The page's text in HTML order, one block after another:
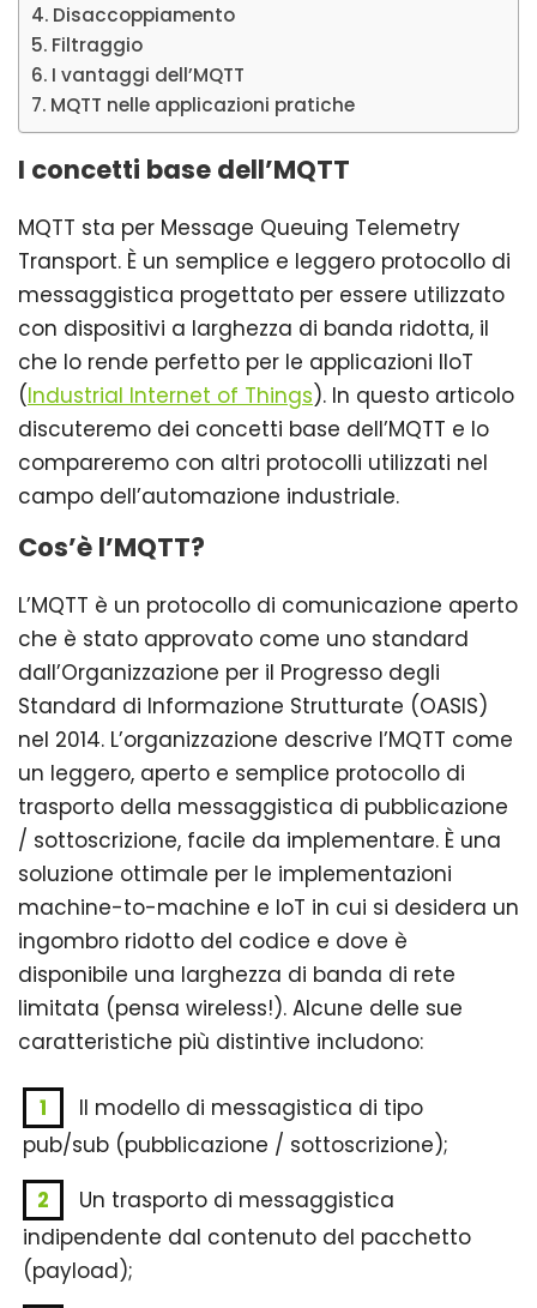
Disaccoppiamento
Filtraggio
I vantaggi dell’MQTT
MQTT nelle applicazioni pratiche
I concetti base dell’MQTT
MQTT sta per Message Queuing Telemetry
Transport. È un semplice e leggero protocollo di
messaggistica progettato per essere utilizzato
con dispositivi a larghezza di banda ridotta, il
che lo rende perfetto per le applicazioni IIoT
(Industrial Internet of Things). In questo articolo
discuteremo dei concetti base dell’MQTT e lo
compareremo con altri protocolli utilizzati nel
campo dell’automazione industriale.
Cos’è l’MQTT?
L’MQTT è un protocollo di comunicazione aperto
che è stato approvato come uno standard
dall’Organizzazione per il Progresso degli
Standard di Informazione Strutturate (OASIS)
nel 2014. L’organizzazione descrive l’MQTT come
un leggero, aperto e semplice protocollo di
trasporto della messaggistica di pubblicazione
/ sottoscrizione, facile da implementare. È una
soluzione ottimale per le implementazioni
machine-to-machine e IoT in cui si desidera un
ingombro ridotto del codice e dove è
disponibile una larghezza di banda di rete
limitata (pensa wireless!). Alcune delle sue
caratteristiche più distintive includono:
Il modello di messagistica di tipo
pub/sub (pubblicazione / sottoscrizione);
Un trasporto di messaggistica
indipendente dal contenuto del pacchetto
(payload);